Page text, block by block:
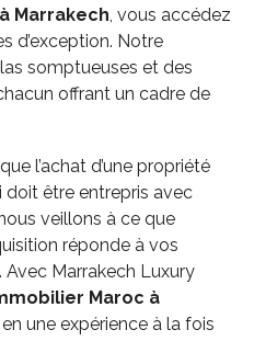
à Marrakech , vous accédez
d’exception. Notre
somptueuses et des
offrant un cadre de
l’achat d’une propriété
être entrepris avec
veillons à ce que
réponde à vos
Marrakech Luxury
Maroc à
une expérience à la fois